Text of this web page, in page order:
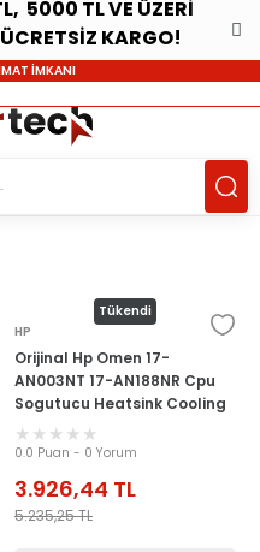
5000 TL VE ÜZERİ
KARGO!
İMKANI
Tükendi
HP
Orijinal Hp Omen 17-
AN003NT 17-AN188NR Cpu
Sogutucu Heatsink Cooling
Fan
0.0 Puan - 0 Yorum
3.926,44 TL
5.235,25TL